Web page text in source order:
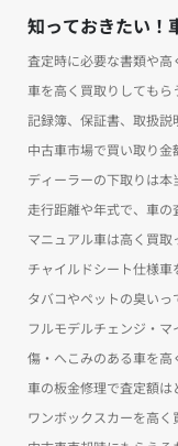
知っておきたい！
査定時に必要な書類や
車を高く買取りしても
記録簿、保証書、取扱説
中古車市場で買い取り金
ディーラーの下取りは本
走行距離や年式で、車の
マニュアル車は高く買取
チャイルドシート仕様
タバコやペットの臭いっ
フルモデルチェンジ・
傷・へこみのある車を
車の板金修理で査定額は
ワンボックスカーを高く